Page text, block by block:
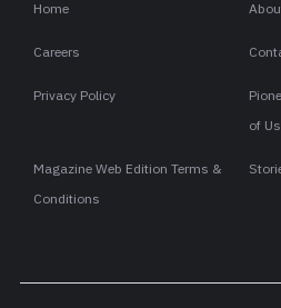
वे बोले, “जूते ने काट लिया.”